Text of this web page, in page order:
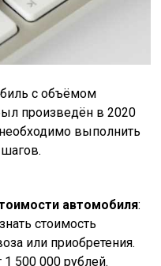
с объёмом
произведён в 2020
выполнить
автомобиля:
стоимость
или приобретения.
1 500 000 рублей.